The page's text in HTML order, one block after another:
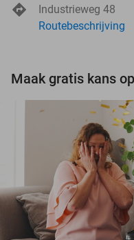
Industrieweg 48
Routebeschrijving